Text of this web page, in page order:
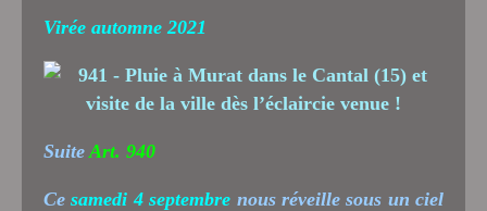
Virée automne 2021
Suite Art. 940
Cesamedi 4 septembre nous réveille sous un ciel